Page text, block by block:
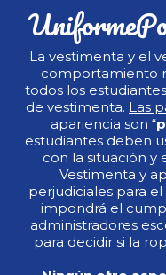
La vestimenta y el
comportamiento
todos los
de vestimenta. Las
apariencia son “
estudiantes deben
con la situación y
Vestimenta y
perjudiciales para
impondrá el
administradores
para decidir si la